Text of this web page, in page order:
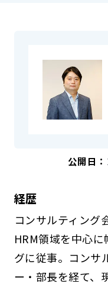
公開日：
経歴
コンサルティング
HRM領域を中心
グに従事。コンサ
ー・部長を経て、